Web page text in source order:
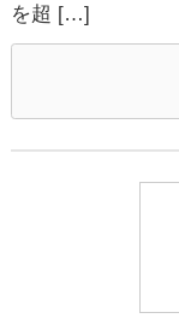
を超 […]